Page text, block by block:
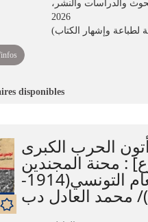
والدراسات والنشر،
2026
disponibles
الحرب الكبرى
: محنة المجندين
والرأي العام التونسي(1914-